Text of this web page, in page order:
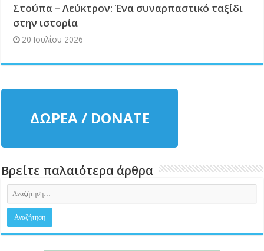
Στούπα – Λεύκτρον: Ένα συναρπαστικό ταξίδι
στην ιστορία
20 Ιουλίου 2026
ΔΩΡΕΑ / DONATE
Βρείτε παλαιότερα άρθρα